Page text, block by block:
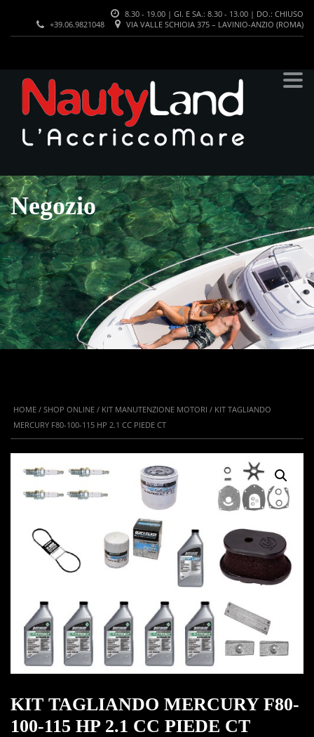
8.30 - 19.00 | GI. E SA.: 8.30 - 13.00 | DO.: CHIUSO
VIA VALLE SCHIOIA 375 – LAVINIO-ANZIO (ROMA)
+39.06.9821048
Negozio
HOME / SHOP ONLINE / KIT MANUTENZIONE MOTORI / KIT TAGLIANDO
MERCURY F80-100-115 HP 2.1 CC PIEDE CT
IN OFFERTA!
KIT TAGLIANDO MERCURY F80-
100-115 HP 2.1 CC PIEDE CT